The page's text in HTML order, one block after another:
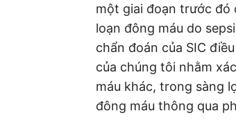
một giai đoạn trước đó
loạn đông máu do
chẩn đoán của SIC
của chúng tôi nhằm
máu khác, trong sàng
đông máu thông qua